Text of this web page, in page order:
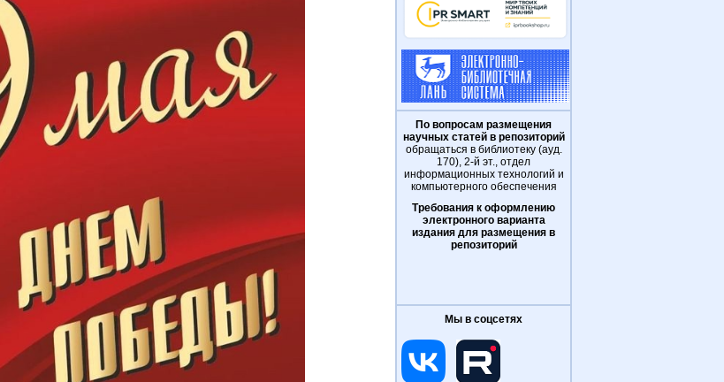
По вопросам размещения
научных статей в репозиторий
обращаться в библиотеку (ауд.
170), 2-й эт., отдел
информационных технологий и
компьютерного обеспечения
Требования к оформлению
электронного варианта
издания для размещения в
репозиторий
Мы в соцсетях